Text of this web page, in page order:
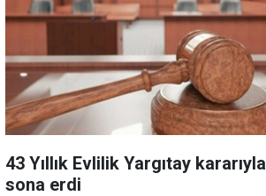
43 Yıllık Evlilik Yargıtay kararıyla
sona erdi